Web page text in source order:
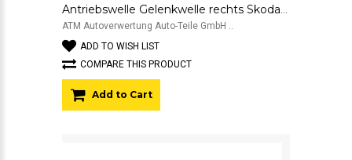
Antriebswelle Gelenkwelle rechts Skoda Octavia 2 II Beifahrerseite 1K0407272NJ
ATM Autoverwertung Auto-Teile GmbH ..
ADD TO WISH LIST
COMPARE THIS PRODUCT
Add to Cart